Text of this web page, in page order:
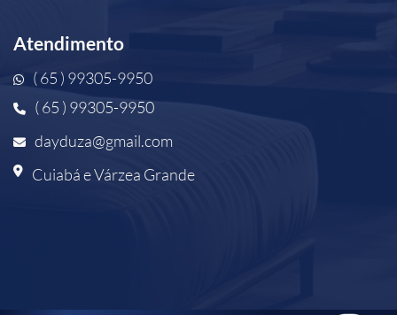
Atendimento
( 65 ) 99305-9950
( 65 ) 99305-9950
dayduza@gmail.com
Cuiabá e Várzea Grande